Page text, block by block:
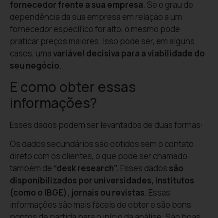
fornecedor frente a sua empresa. Se o grau de
dependência da sua empresa em relação a um
fornecedor específico for alto, o mesmo pode
praticar preços maiores. Isso pode ser, em alguns
casos, uma variável decisiva para a viabilidade do
seu negócio.
E como obter essas
informações?
Esses dados podem ser levantados de duas formas:
Os dados secundários são obtidos sem o contato
direto com os clientes, o que pode ser chamado
também de “desk research”. Esses dados são
disponibilizados por universidades, institutos
(como o IBGE), jornais ou revistas. Essas
informações são mais fáceis de obter e são bons